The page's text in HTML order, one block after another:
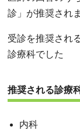
診」が推奨され
受診を推奨され
診療科でした
推奨される診療
内科